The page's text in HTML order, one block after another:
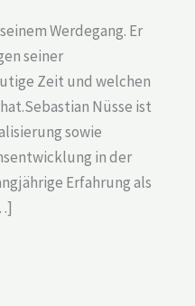
Werdegang. Er
seiner
Zeit und welchen
Nüsse ist
sowie
in der
Erfahrung als